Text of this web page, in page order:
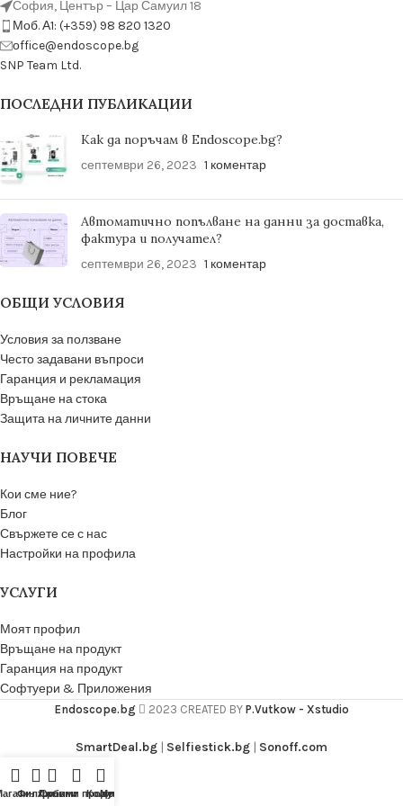
София, Център – Цар Самуил 18
Моб. А1: (+359) 98 820 1320
оffice@endoscope.bg
SNP Team Ltd.
ПОСЛЕДНИ ПУБЛИКАЦИИ
Как да поръчам в Endoscope.bg?
септември 26, 2023 1 коментар
Автоматично попълване на данни за доставка,
фактура и получател?
септември 26, 2023 1 коментар
ОБЩИ УСЛОВИЯ
Условия за ползване
Често задавани въпроси
Гаранция и рекламация
Връщане на стока
Защита на личните данни
НАУЧИ ПОВЕЧЕ
Кои сме ние?
Блог
Свържете се с нас
Настройки на профила
УСЛУГИ
Моят профил
Връщане на продукт
Гаранция на продукт
Софтуери & Приложения
Endoscope.bg 2023 CREATED BY P.Vutkow - Xstudio
SmartDeal.bg | Selfiestick.bg | Sonoff.com
ФилтриСравни
Любими продукти
Количка
Моят акаунт